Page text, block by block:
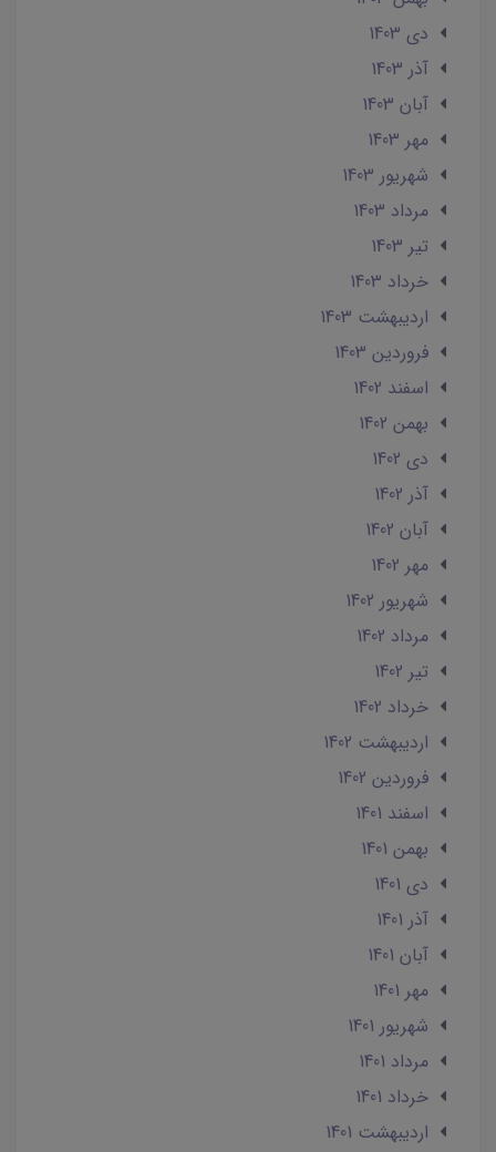
دی 1403
آذر 1403
آبان 1403
مهر 1403
شهریور 1403
مرداد 1403
تير 1403
خرداد 1403
ارديبهشت 1403
فروردین 1403
اسفند 1402
بهمن 1402
دی 1402
آذر 1402
آبان 1402
مهر 1402
شهریور 1402
مرداد 1402
تير 1402
خرداد 1402
ارديبهشت 1402
فروردین 1402
اسفند 1401
بهمن 1401
دی 1401
آذر 1401
آبان 1401
مهر 1401
شهریور 1401
مرداد 1401
خرداد 1401
ارديبهشت 1401